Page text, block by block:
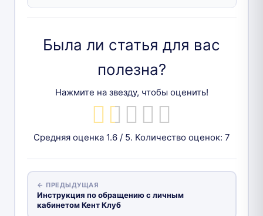
Была ли статья для вас
полезна?
Нажмите на звезду, чтобы оценить!
Средняя оценка 1.6/ 5. Количество оценок: 7
← ПРЕДЫДУЩАЯ
Инструкция по обращению с личным
кабинетом Кент Клуб